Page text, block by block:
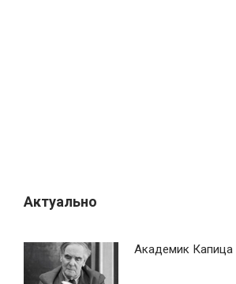
я
Актуально
Академик Капица